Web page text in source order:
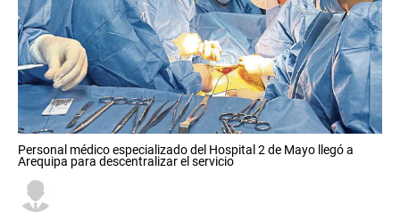
Personal médico especializado del Hospital 2 de Mayo llegó a
Arequipa para descentralizar el servicio